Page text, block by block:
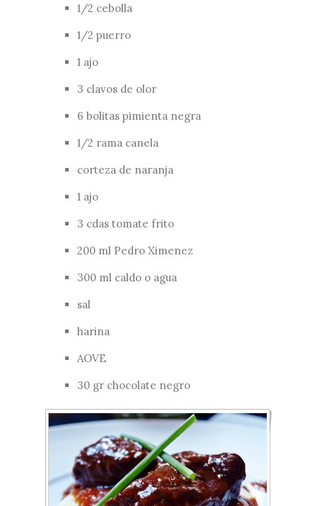
1/2 cebolla
1/2 puerro
1 ajo
3 clavos de olor
6 bolitas pimienta negra
1/2 rama canela
corteza de naranja
1 ajo
3 cdas tomate frito
200 ml Pedro Ximenez
300 ml caldo o agua
sal
harina
AOVE
30 gr chocolate negro